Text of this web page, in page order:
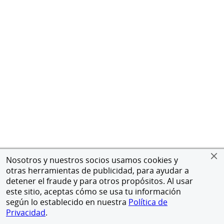
Nosotros y nuestros socios usamos cookies y
otras herramientas de publicidad, para ayudar a
detener el fraude y para otros propósitos. Al usar
este sitio, aceptas cómo se usa tu información
según lo establecido en nuestra Política de
Privacidad.